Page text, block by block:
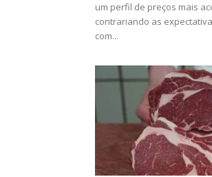
um perfil de preços mais
contrariando as
com...